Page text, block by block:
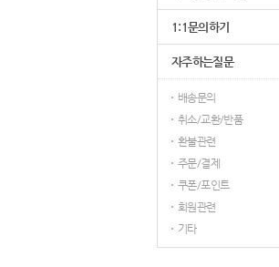
1:1문의하기
자주하는질문
배송문의
취소/교환/반품
환불관련
주문/결제
쿠폰/포인트
회원관련
기타